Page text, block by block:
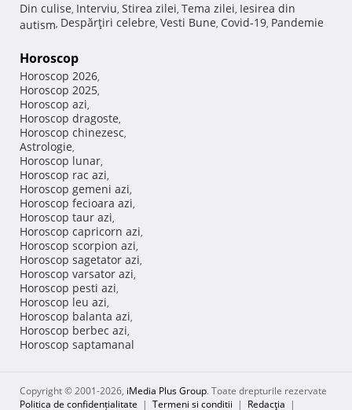
Din culise, Interviu, Stirea zilei, Tema zilei, Iesirea din
autism, Despărţiri celebre, Vesti Bune, Covid-19, Pandemie
Horoscop
Horoscop 2026,
Horoscop 2025,
Horoscop azi,
Horoscop dragoste,
Horoscop chinezesc,
Astrologie,
Horoscop lunar,
Horoscop rac azi,
Horoscop gemeni azi,
Horoscop fecioara azi,
Horoscop taur azi,
Horoscop capricorn azi,
Horoscop scorpion azi,
Horoscop sagetator azi,
Horoscop varsator azi,
Horoscop pesti azi,
Horoscop leu azi,
Horoscop balanta azi,
Horoscop berbec azi,
Horoscop saptamanal
Copyright © 2001-2026, iMedia Plus Group. Toate drepturile rezervate
Politica de confidențialitate | Termeni si conditii | Redacţia |